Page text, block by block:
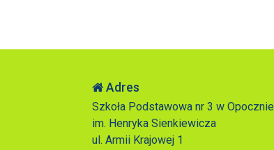
Adres
Szkoła Podstawowa nr 3 w Opocznie
im. Henryka Sienkiewicza
ul. Armii Krajowej 1